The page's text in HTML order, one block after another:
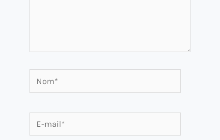
Nom*
mail*